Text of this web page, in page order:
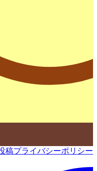
稿プライバシーポリシー